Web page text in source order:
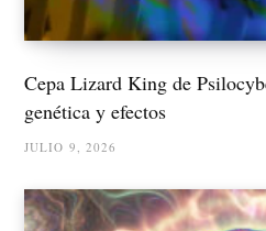
Cepa Lizard King de
genética y efectos
JULIO 9, 2026